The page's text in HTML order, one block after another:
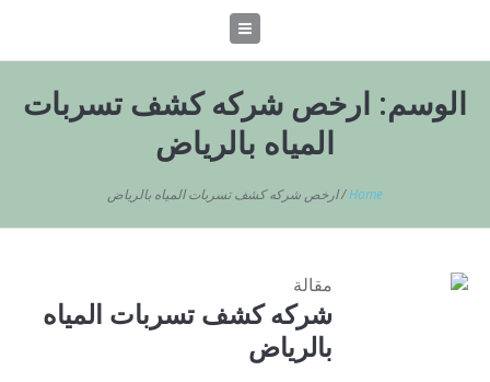
الوسم: ارخص شركه كشف تسربات
المياه بالرياض
Home
/ارخص شركه كشف تسربات المياه بالرياض
مقالة
شركه كشف تسربات المياه
بالرياض